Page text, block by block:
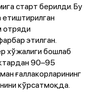
старт берилди. Бу
отряди
этилган.
хўжалиги бошлаб
90–95
ғаллакорларининг
кўрсатмоқда.